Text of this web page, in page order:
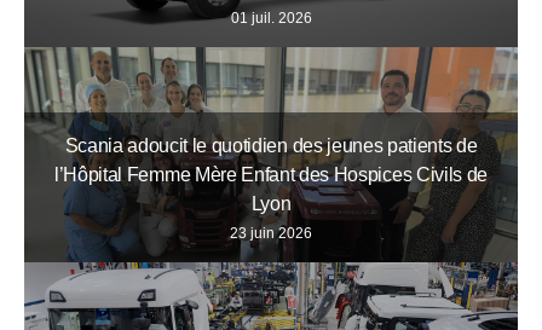
01 juil. 2026
Scania adoucit le quotidien des jeunes patients de
l’Hôpital Femme Mère Enfant des Hospices Civils de
Lyon
23 juin 2026